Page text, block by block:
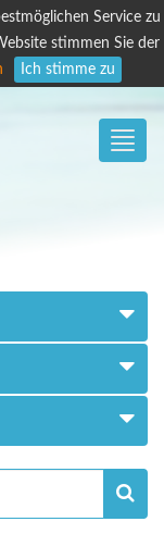
Service zu
stimmen Sie der
Ich stimme zu
Toggle